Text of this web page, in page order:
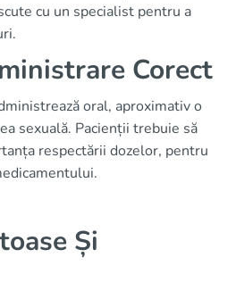
cu un specialist pentru a
Corect
oral, aproximativ o
sexuală. Pacienții trebuie să
respectării dozelor, pentru
Și